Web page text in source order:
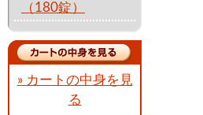
（180錠）
» カートの中身を見
る